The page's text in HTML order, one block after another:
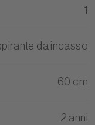
1
da incasso
60 cm
2 anni